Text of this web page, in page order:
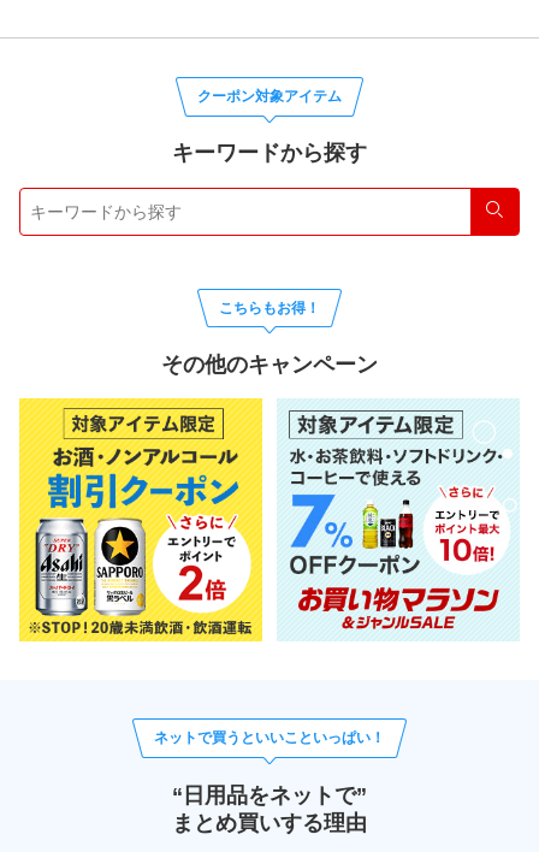
クーポン対象アイテム
キーワードから探す
検索
こちらもお得！
その他のキャンペーン
ネットで買うといいこといっぱい！
“日用品をネットで”
まとめ買いする理由